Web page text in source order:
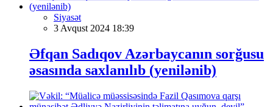
Siyasət
3 Avqust 2024 18:39
Əfqan Sadıqov Azərbaycanın sorğusu
əsasında saxlanılıb (yenilənib)